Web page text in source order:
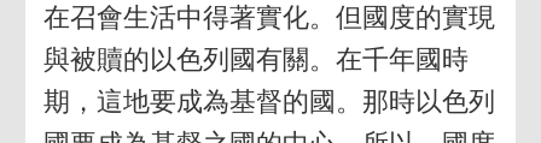
在召會生活中得著實化。但國度的實現
與被贖的以色列國有關。在千年國時
期，這地要成為基督的國。那時以色列